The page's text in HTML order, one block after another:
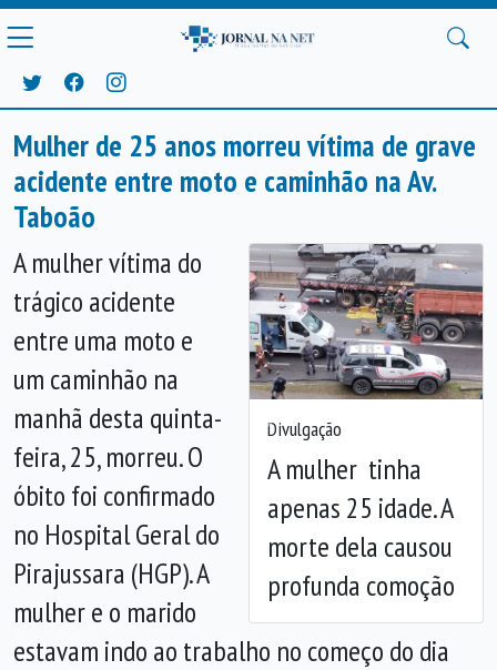
Mulher de 25 anos morreu vítima de grave
acidente entre moto e caminhão na Av.
Taboão
Divulgação
A mulher tinha
apenas 25 idade. A
morte dela causou
profunda comoção
Anterior
A mulher vítima do
trágico acidente
entre uma moto e
um caminhão na
manhã desta quinta-
feira, 25, morreu. O
óbito foi confirmado
no Hospital Geral do
Pirajussara (HGP). A
mulher e o marido
estavam indo ao trabalho no começo do dia